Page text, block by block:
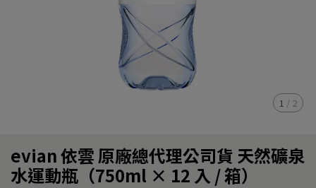
1 / 2
evian 依雲 原廠總代理公司貨 天然礦泉
水運動瓶（750ml × 12 入 / 箱）